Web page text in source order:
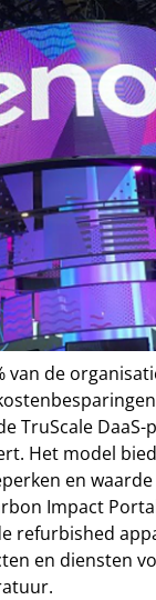
van de
TruScale
Het model
en
Impact
refurbished
en diensten